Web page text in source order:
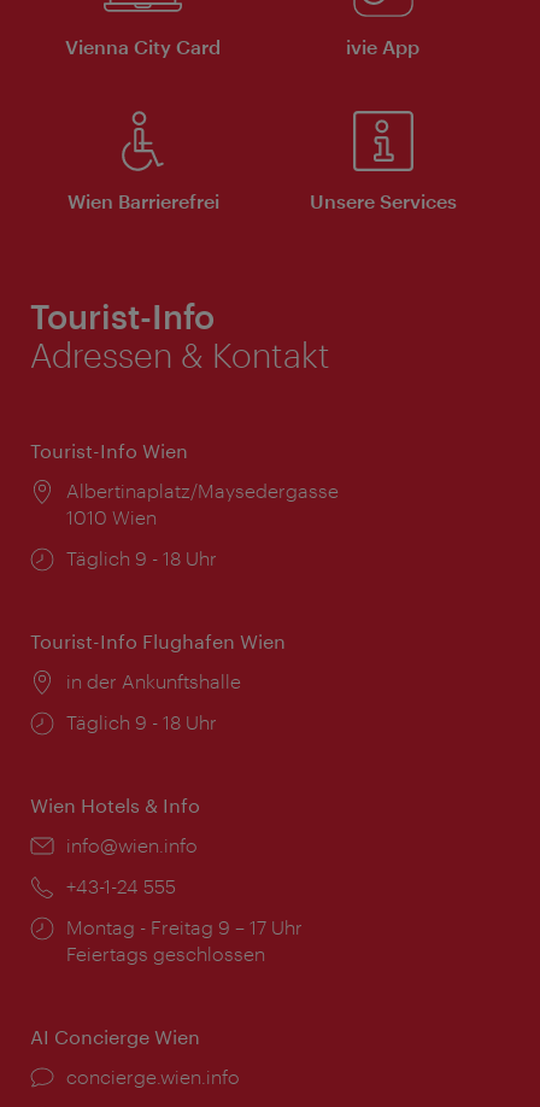
Vienna City Card ivie App
Wien Barrierefrei Unsere Services
Tourist-Info
Adressen & Kontakt
Tourist-Info Wien
Ort:
Albertinaplatz/Maysedergasse
1010 Wien
Öffnungszeiten:
Täglich 9 - 18 Uhr
Tourist-Info Flughafen Wien
Ort:
in der Ankunftshalle
Öffnungszeiten:
Täglich 9 - 18 Uhr
Wien Hotels & Info
Email:
info@wien.info
Telefon:
+43-1-24 555
Öffnungszeiten:
Montag - Freitag 9 – 17 Uhr
Feiertags geschlossen
AI Concierge Wien
Ort:
concierge.wien.info